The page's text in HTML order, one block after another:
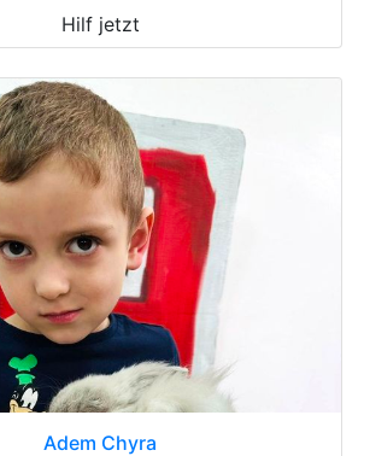
Hilf jetzt
Adem Chyra